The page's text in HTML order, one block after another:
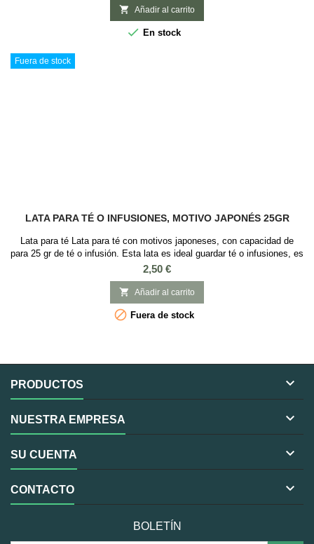
 Añadir al carrito
 En stock
Fuera de stock
LATA PARA TÉ O INFUSIONES, MOTIVO JAPONÉS 25GR
Lata para té Lata para té con motivos japoneses, con capacidad de
para 25 gr de té o infusión. Esta lata es ideal guardar té o infusiones, es
cuadrada con tapa a presión y con Medidas: 4,4 x 4,4 x 6,4 cm.
Precio
2,50 €
 Añadir al carrito
 Fuera de stock
PRODUCTOS 
NUESTRA EMPRESA 
SU CUENTA 
CONTACTO 
BOLETÍN